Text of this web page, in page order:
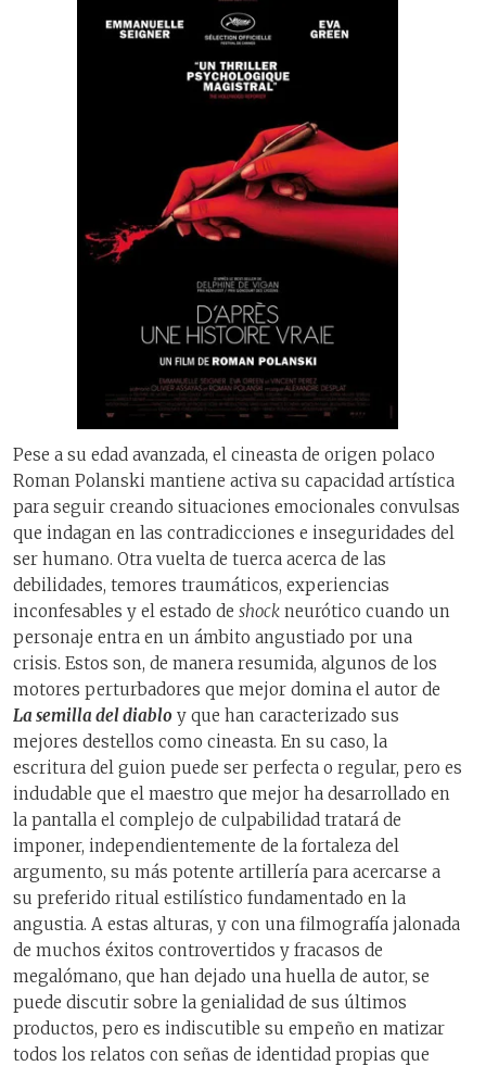
Pese a su edad avanzada, el cineasta de origen polaco
Roman Polanski mantiene activa su capacidad artística
para seguir creando situaciones emocionales convulsas
que indagan en las contradicciones e inseguridades del
ser humano. Otra vuelta de tuerca acerca de las
debilidades, temores traumáticos, experiencias
inconfesables y el estado de shock neurótico cuando un
personaje entra en un ámbito angustiado por una
crisis. Estos son, de manera resumida, algunos de los
motores perturbadores que mejor domina el autor de
La semilla del diablo y que han caracterizado sus
mejores destellos como cineasta. En su caso, la
escritura del guion puede ser perfecta o regular, pero es
indudable que el maestro que mejor ha desarrollado en
la pantalla el complejo de culpabilidad tratará de
imponer, independientemente de la fortaleza del
argumento, su más potente artillería para acercarse a
su preferido ritual estilístico fundamentado en la
angustia. A estas alturas, y con una filmografía jalonada
de muchos éxitos controvertidos y fracasos de
megalómano, que han dejado una huella de autor, se
puede discutir sobre la genialidad de sus últimos
productos, pero es indiscutible su empeño en matizar
todos los relatos con señas de identidad propias que